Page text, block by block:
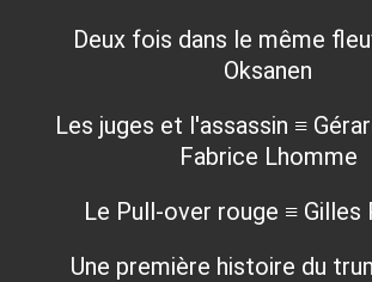
Deux fois dans le même
Oksanen
Les juges et l'assassin ≡
Fabrice Lhomme
Le Pull-over rouge ≡ Gilles
Une première histoire du